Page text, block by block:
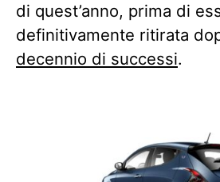
di quest’anno, prima di
definitivamente ritirata
decennio di successi.